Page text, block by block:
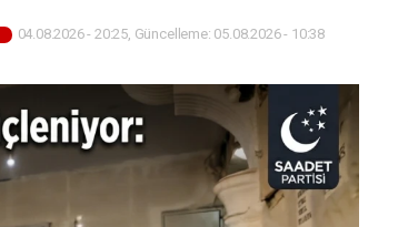
04.08.2026 - 20:25, Güncelleme: 05.08.2026 - 10:38